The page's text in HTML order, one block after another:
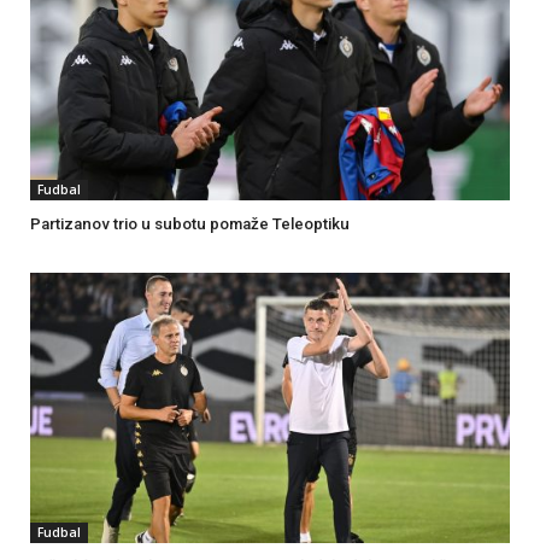
Fudbal
Partizanov trio u subotu pomaže Teleoptiku
Fudbal